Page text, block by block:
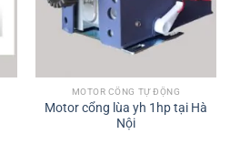
MOTOR CỔNG TỰ ĐỘNG
Motor cổng lùa yh 1hp tại Hà
Nội